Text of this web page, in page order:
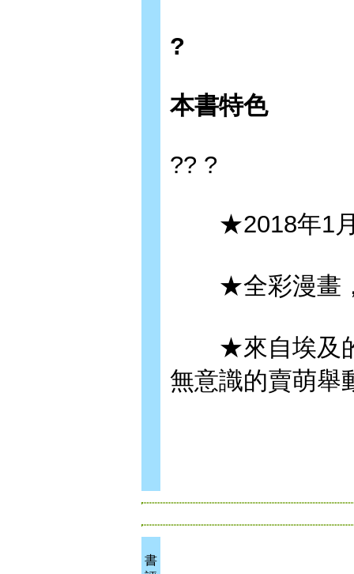
?
本書特色
?? ?
★2018年1月
★全彩漫畫，
★來自埃及的
無意識的賣萌舉
書